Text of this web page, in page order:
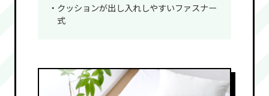
・クッションが出し入れしやすいファスナー
式